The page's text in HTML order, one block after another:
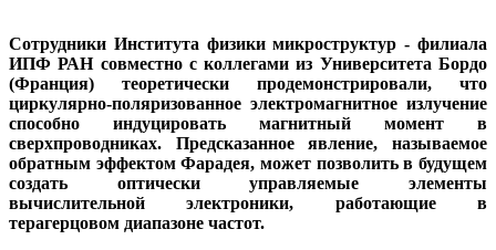
Сотрудники Института физики микроструктур- филиала
ИПФ РАН совместно с коллегами из Университета Бордо
(Франция) теоретически продемонстрировали, что
циркулярно-поляризованное электромагнитное излучение
способно индуцировать магнитный момент в
сверхпроводниках. Предсказанное явление, называемое
обратным эффектом Фарадея, может позволить в будущем
создать оптически управляемые элементы
вычислительной электроники, работающие в
терагерцовом диапазоне частот.